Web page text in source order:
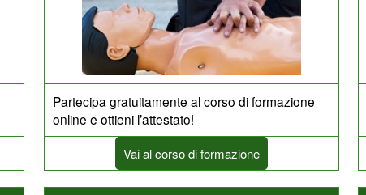
Partecipa gratuitamente al corso di formazione
online e ottieni l’attestato!
Vai al corso di formazione